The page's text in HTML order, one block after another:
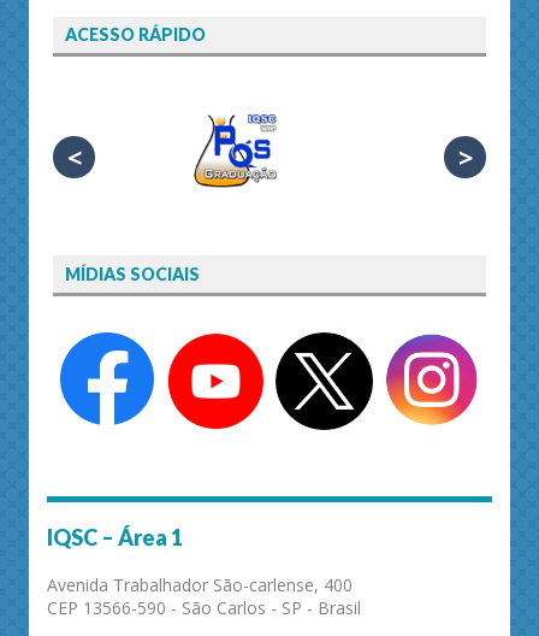
ACESSO RÁPIDO
< >
MÍDIAS SOCIAIS
IQSC – Área 1
Avenida Trabalhador São-carlense, 400
CEP 13566-590 - São Carlos - SP - Brasil